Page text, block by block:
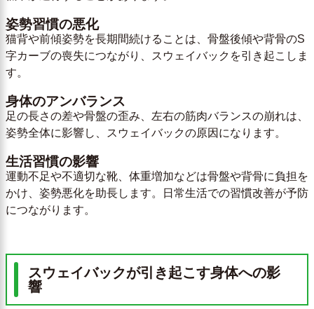
姿勢習慣の悪化
猫背や前傾姿勢を長期間続けることは、骨盤後傾や背骨のS
字カーブの喪失につながり、スウェイバックを引き起こしま
す。
身体のアンバランス
足の長さの差や骨盤の歪み、左右の筋肉バランスの崩れは、
姿勢全体に影響し、スウェイバックの原因になります。
生活習慣の影響
運動不足や不適切な靴、体重増加などは骨盤や背骨に負担を
かけ、姿勢悪化を助長します。日常生活での習慣改善が予防
につながります。
スウェイバックが引き起こす身体への影
響